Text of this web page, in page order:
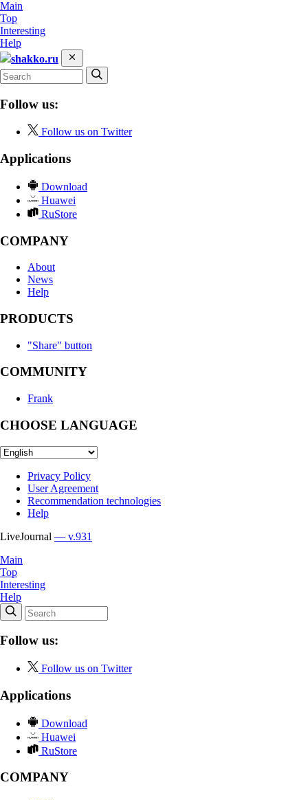
Main
Top
Interesting
Help
shakko.ru
Follow us:
Follow us on Twitter
Applications
Download
Huawei
RuStore
COMPANY
About
News
Help
PRODUCTS
"Share" button
COMMUNITY
Frank
CHOOSE LANGUAGE
Privacy Policy
User Agreement
Recommendation technologies
Help
LiveJournal — v.931
Main
Top
Interesting
Help
Follow us:
Follow us on Twitter
Applications
Download
Huawei
RuStore
COMPANY